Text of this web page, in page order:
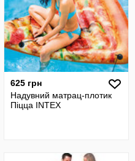
625 грн
Надувний матрац-плотик
Піцца INTEX